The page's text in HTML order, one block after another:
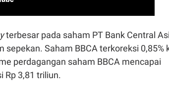
terbesar pada saham PT Bank Central
sepekan. Saham BBCA terkoreksi 0,85%
perdagangan saham BBCA mencapai
Rp 3,81 triliun.